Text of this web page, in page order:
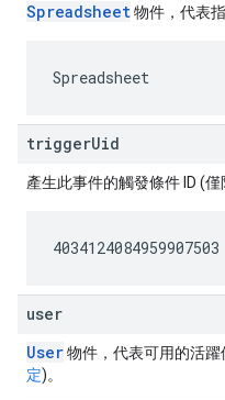
Spreadsheet物件，代表
Spreadsheet
triggerUid
產生此事件的觸發條件 ID (僅
4034124084959907503
user
User物件，代表可用的活躍
定)。